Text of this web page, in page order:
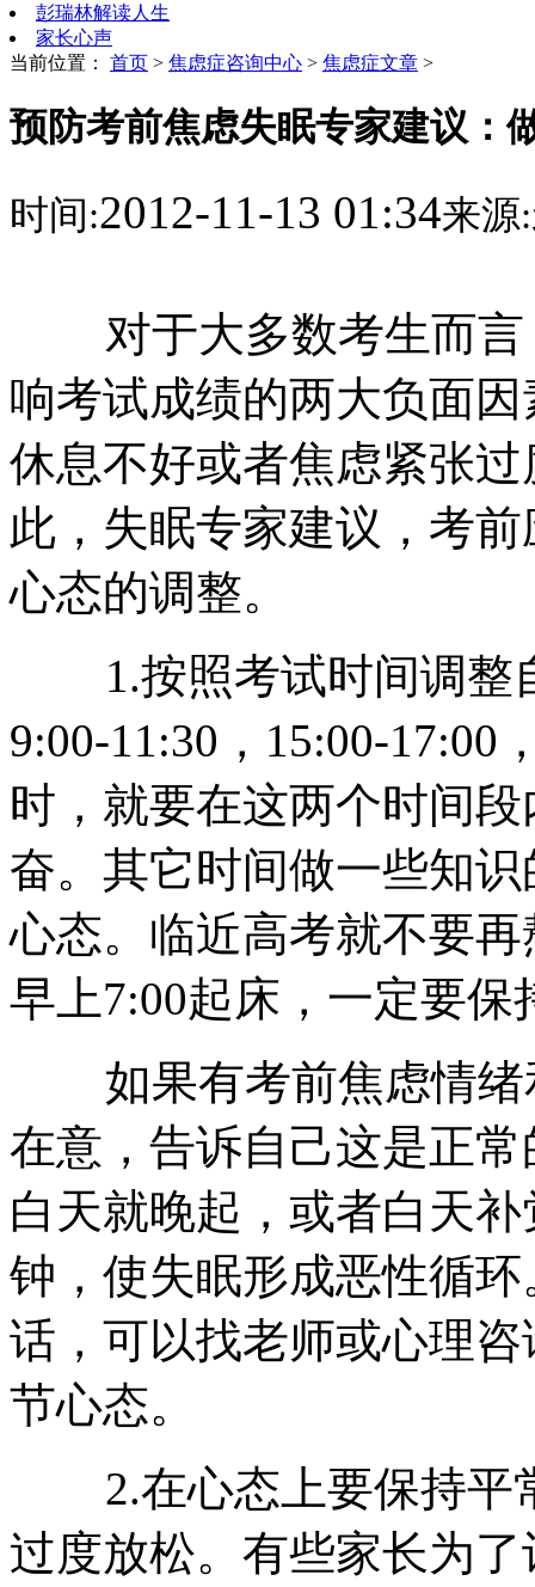
彭瑞林解读人生
家长心声
当前位置： 首页 > 焦虑症咨询中心 > 焦虑症文章 >
预防考前焦虑失眠专家建议：
时间:2012-11-13 01:34来源:
对于大多数考生而言
响考试成绩的两大负面
休息不好或者焦虑紧张
此，失眠专家建议，考
心态的调整。
1.按照考试时间调整
9:00-11:30，15:00-
时，就要在这两个时间
奋。其它时间做一些知
心态。临近高考就不要
早上7:00起床，一定要保
如果有考前焦虑情绪
在意，告诉自己这是正
白天就晚起，或者白天
钟，使失眠形成恶性循
话，可以找老师或心理
节心态。
2.在心态上要保持平
过度放松。有些家长为